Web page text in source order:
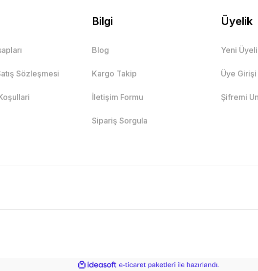
Sözleşmesi
Bilgi
Blog
Kargo Takip
İletişim Formu
Sipariş Sorgula
Üyelik
Yeni
Üye Girişi
Şifremi
ideasoft
e-